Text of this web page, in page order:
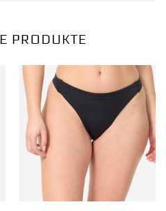
PRODUKTE